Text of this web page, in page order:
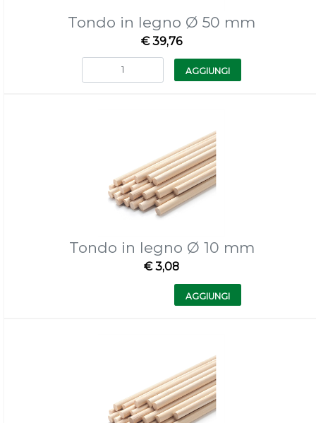
Tondo in legno Ø 50 mm
€ 39,76
Quantità
AGGIUNGI
Tondo in legno Ø 10 mm
€ 3,08
Quantità
AGGIUNGI